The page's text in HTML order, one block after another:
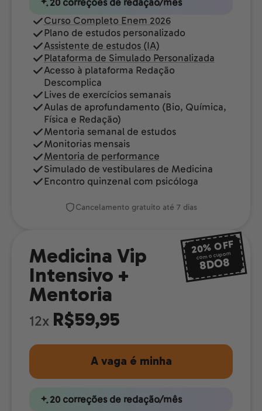
20 correções de redação/mês
Curso Completo Enem 2026
Plano de estudos personalizado
Assistente de estudos (IA)
Plataforma de Simulado Personalizada
Acesso à plataforma Redação
Descomplica
Lives de exercícios semanais
Aulas de aprofundamento (Bio, Química,
Física e Redação)
Mentoria semanal de estudos
Monitorias mensais
Mentoria de performance
Simulado de vestibulares de Medicina
Encontro quinzenal com psicóloga
Cancelamento gratuito até 7 dias
20%OFF
com o cupom
8DO8
Medicina Vip
Intensivo +
Mentoria
12x R$59,95
A vaga é minha
20 correções de redação/mês